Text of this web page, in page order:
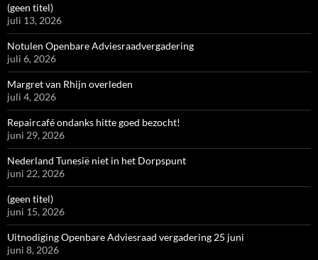
(geen titel)
juli 13, 2026
Notulen Openbare Adviesraadvergadering
juli 6, 2026
Margret van Rhijn overleden
juli 4, 2026
Repaircafé ondanks hitte goed bezocht!
juni 29, 2026
Nederland Tunesië niet in het Dorpspunt
juni 22, 2026
(geen titel)
juni 15, 2026
Uitnodiging Openbare Adviesraad vergadering 25 juni
juni 8, 2026